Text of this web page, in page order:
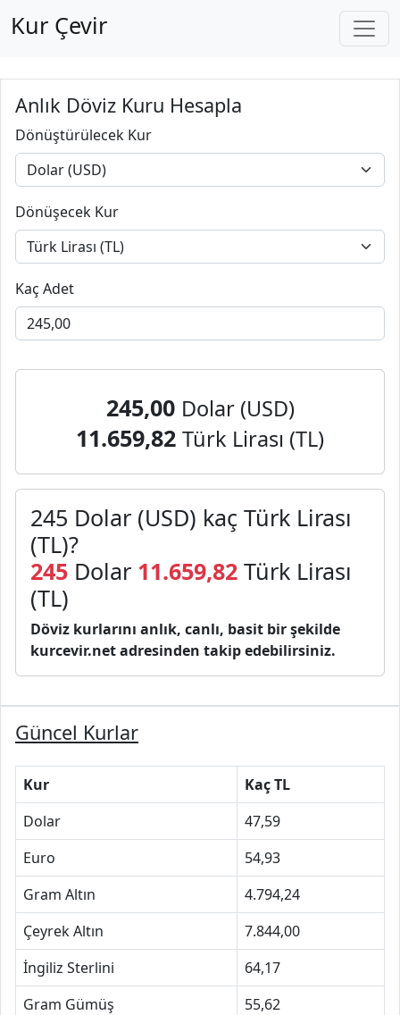
Kur Çevir
Anlık Döviz Kuru Hesapla
Dönüştürülecek Kur
Dönüşecek Kur
Kaç Adet
245,00 Dolar (USD)
11.659,82 Türk Lirası (TL)
245 Dolar (USD) kaç Türk Lirası
(TL)?
245 Dolar 11.659,82 Türk Lirası
(TL)
Döviz kurlarını anlık, canlı, basit bir şekilde
kurcevir.net adresinden takip edebilirsiniz.
Güncel Kurlar
Kur
Kaç TL
Dolar
47,59
Euro
54,93
Gram Altın
4.794,24
Çeyrek Altın
7.844,00
İngiliz Sterlini
64,17
Gram Gümüş
55,62